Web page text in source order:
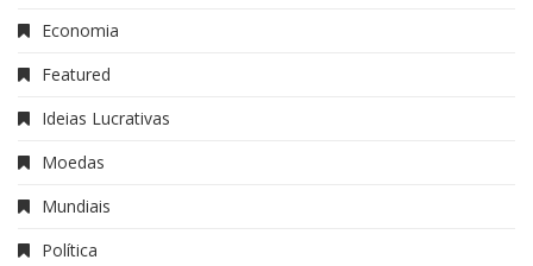
Economia
Featured
Ideias Lucrativas
Moedas
Mundiais
Política